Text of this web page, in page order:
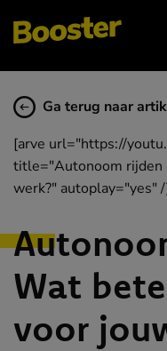
Ga terug naar
[arve url="https://
title="Autonoom rijden
werk?" autoplay="yes"
Wat
voor